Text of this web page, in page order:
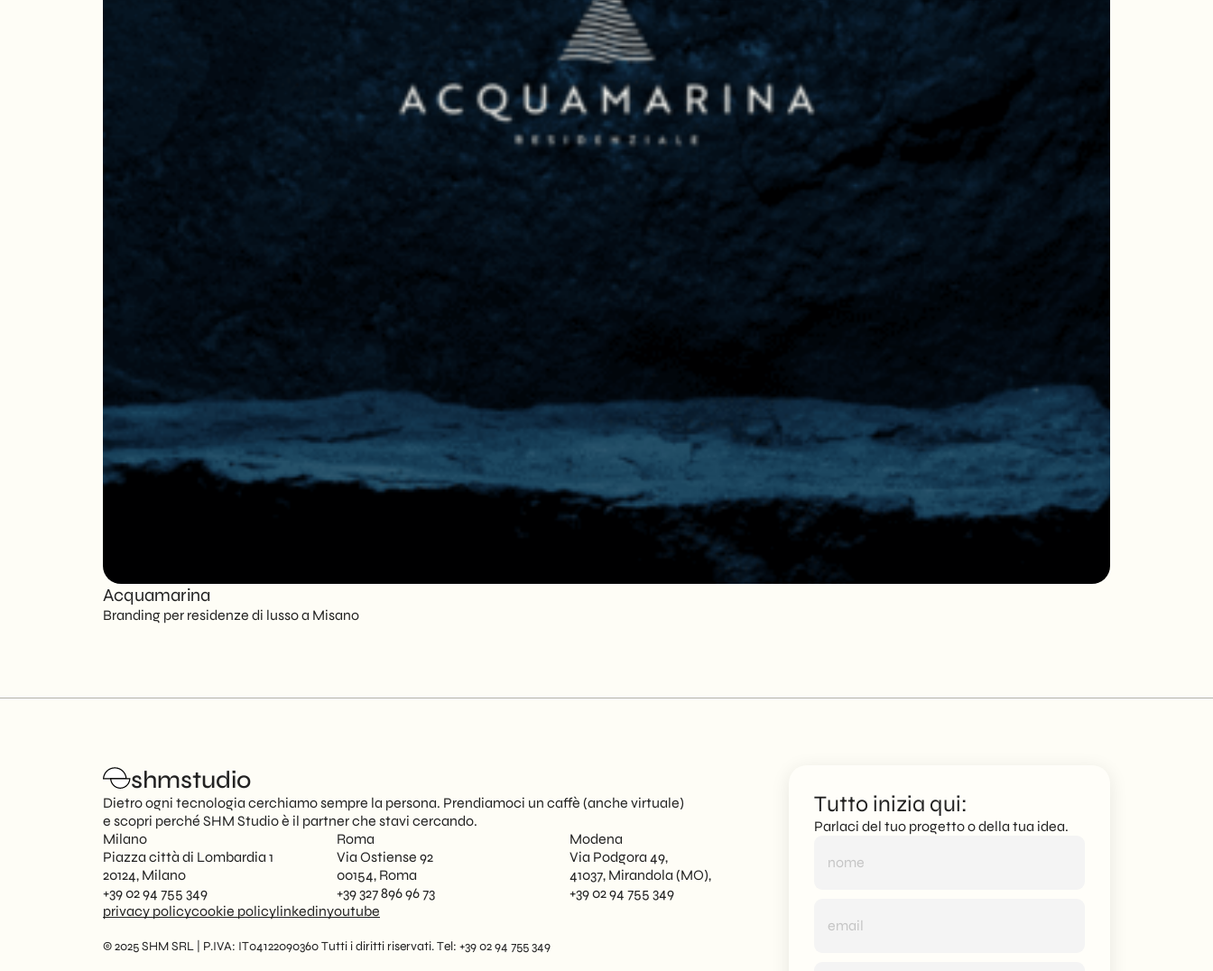
Acquamarina
Branding per residenze di lusso a Misano
shmstudio
Dietro ogni tecnologia cerchiamo sempre la persona. Prendiamoci un caffè (anche virtuale)
e scopri perché SHM Studio è il partner che stavi cercando.
Milano
Piazza città di Lombardia 1
20124, Milano
+39 02 94 755 349
Roma
Via Ostiense 92
00154, Roma
+39 327 896 96 73
Modena
Via Podgora 49,
41037, Mirandola (MO),
+39 02 94 755 349
privacy policycookie policylinkedinyoutube
© 2025 SHM SRL | P.IVA: IT04122090360 Tutti i diritti riservati. Tel: +39 02 94 755 349
Tutto inizia qui:
Parlaci del tuo progetto o della tua idea.